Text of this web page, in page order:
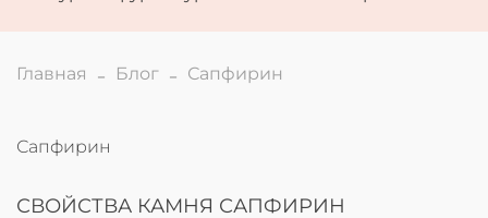
Главная Блог Сапфирин
Сапфирин
СВОЙСТВА КАМНЯ САПФИРИН